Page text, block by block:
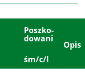
Poszko-
dowani
Opis
śm/c/l